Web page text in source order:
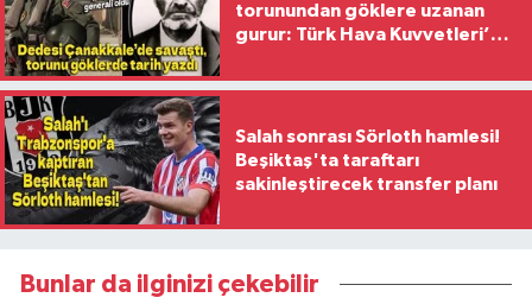
torunundan göklere uzanan
gurur: Türk Hava Kuvvetleri’nin
Salah sonrası Sörloth hamlesi!
Beşiktaş'ta taraftarı
sakinleştirecek transfer planı
Bunlar da ilginizi çekebilir